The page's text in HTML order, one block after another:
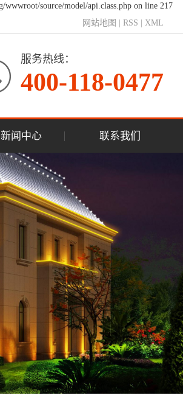
source/model/api.class.php on line 217
网站地图 RSS XML
服务热线：
400-118-0477
新闻中心 联系我们